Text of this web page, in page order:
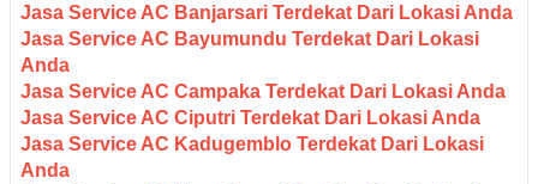
Jasa Service AC Banjarsari Terdekat Dari Lokasi Anda
Jasa Service AC Bayumundu Terdekat Dari Lokasi
Anda
Jasa Service AC Campaka Terdekat Dari Lokasi Anda
Jasa Service AC Ciputri Terdekat Dari Lokasi Anda
Jasa Service AC Kadugemblo Terdekat Dari Lokasi
Anda